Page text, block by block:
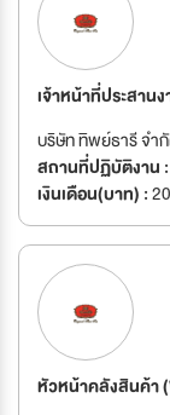
เจ้าหน้าที่ประสาน
บริษัท ทิพย์ธารี จำ
สถานที่ปฏิบัติงาน :
เงินเดือน(บาท) :
หัวหน้าคลังสินค้า